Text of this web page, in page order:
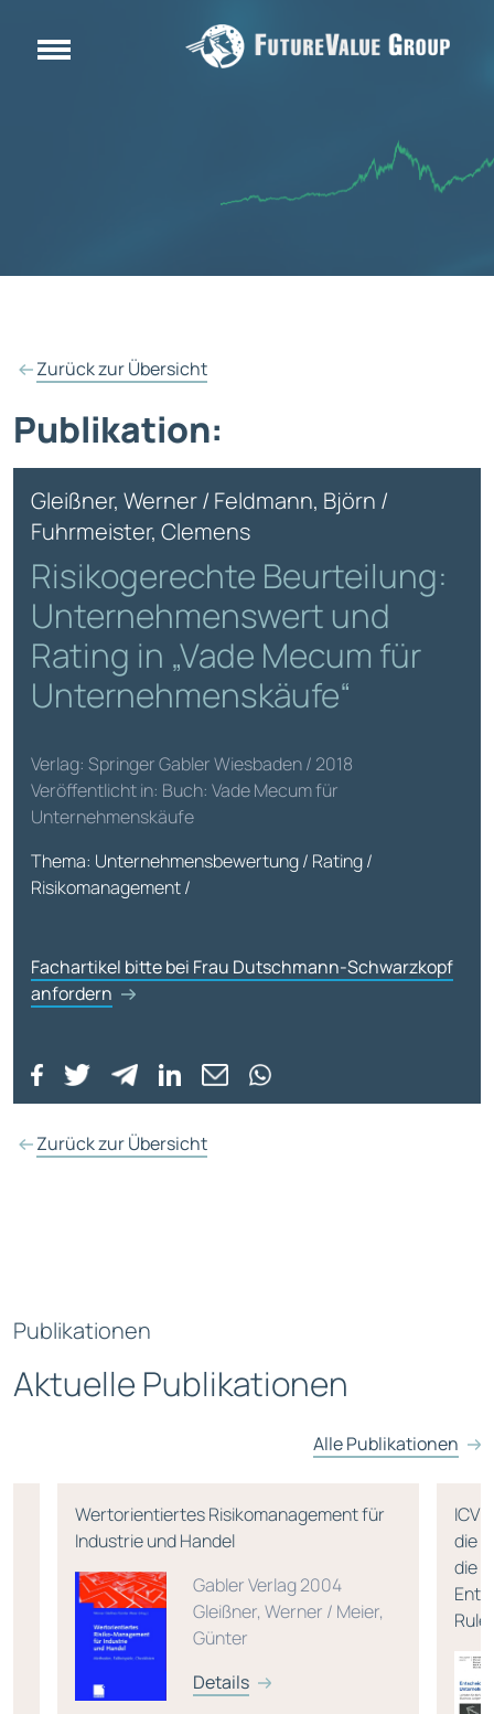
Zurück zur Übersicht
Publikation:
Gleißner, Werner / Feldmann, Björn /
Fuhrmeister, Clemens
Risikogerechte Beurteilung:
Unternehmenswert und
Rating in „Vade Mecum für
Unternehmenskäufe“
Verlag: Springer Gabler Wiesbaden / 2018
Veröffentlicht in: Buch: Vade Mecum für
Unternehmenskäufe
Thema: Unternehmensbewertung / Rating /
Risikomanagement /
Fachartikel bitte bei Frau Dutschmann-Schwarzkopf
anfordern
Zurück zur Übersicht
Publikationen
Aktuelle Publikationen
Alle Publikationen
Wertorientiertes Risikomanagement für
Industrie und Handel
Gabler Verlag 2004
Gleißner, Werner / Meier,
Günter
Details
ICV
die
die
Rule)